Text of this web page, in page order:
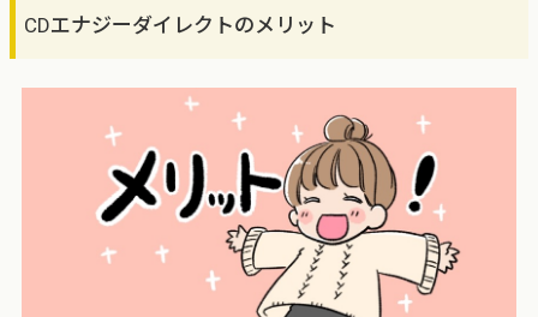
CDエナジーダイレクトのメリット